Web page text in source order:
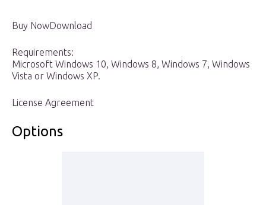
Buy NowDownload
Requirements:
Microsoft Windows 10, Windows 8, Windows 7, Windows
Vista or Windows XP.
License Agreement
Options